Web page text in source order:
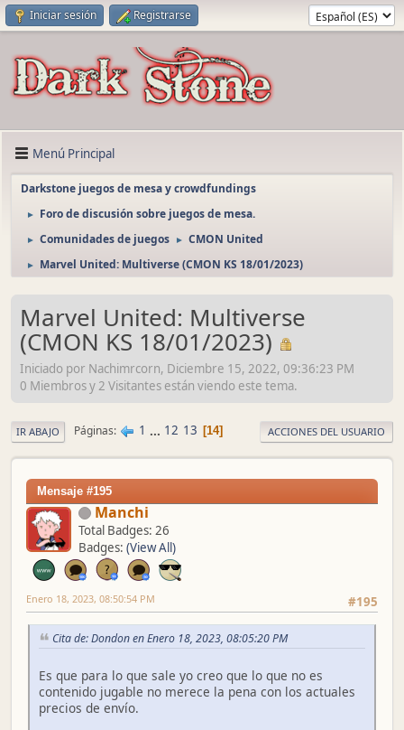
Iniciar sesión Registrarse
Menú Principal
Darkstone juegos de mesa y crowdfundings
► Foro de discusión sobre juegos de mesa.
► Comunidades de juegos ► CMON United
► Marvel United: Multiverse (CMON KS 18/01/2023)
Marvel United: Multiverse
(CMON KS 18/01/2023)
Iniciado por Nachimrcorn, Diciembre 15, 2022, 09:36:23 PM
0 Miembros y 2 Visitantes están viendo este tema.
IR ABAJO Páginas 1 ... 12 13 14 ACCIONES DEL USUARIO
Mensaje #195
Manchi
Total Badges: 26
Badges: (View All)
#195
Enero 18, 2023, 08:50:54 PM
Cita de: Dondon en Enero 18, 2023, 08:05:20 PM
Es que para lo que sale yo creo que lo que no es
contenido jugable no merece la pena con los actuales
precios de envío.